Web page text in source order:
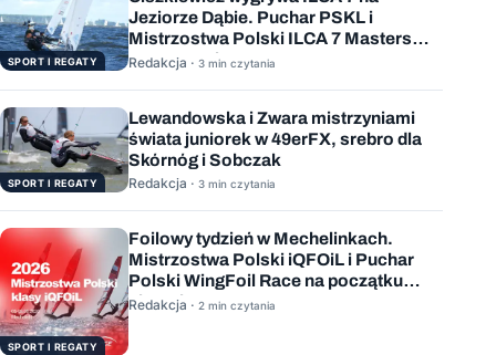
SPORT I REGATY
Jeziorze Dąbie. Puchar PSKL i
Mistrzostwa Polski ILCA 7 Masters
rozstrzygnięte
Redakcja · 3 min czytania
SPORT I REGATY
Lewandowska i Zwara mistrzyniami
świata juniorek w 49erFX, srebro dla
Skórnóg i Sobczak
Redakcja · 3 min czytania
SPORT I REGATY
Foilowy tydzień w Mechelinkach.
Mistrzostwa Polski iQFOiL i Puchar
Polski WingFoil Race na początku
sierpnia
Redakcja · 2 min czytania